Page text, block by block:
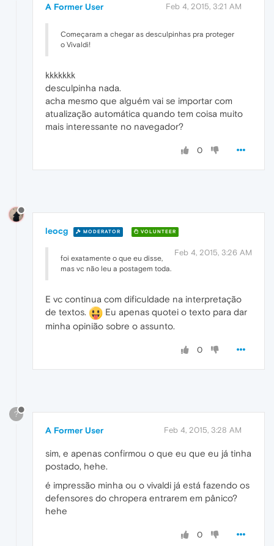
A Former User Feb 4, 2015, 3:21 AM
Começaram a chegar as desculpinhas pra proteger
o Vivaldi!
kkkkkkk
desculpinha nada.
acha mesmo que alguém vai se importar com
atualização automática quando tem coisa muito
mais interessante no navegador?
0
leocg MODERATOR VOLUNTEER
Feb 4, 2015, 3:26 AM
foi exatamente o que eu disse,
mas vc não leu a postagem toda.
E vc continua com dificuldade na interpretação
de textos.
Eu apenas quotei o texto para dar
minha opinião sobre o assunto.
0
?
A Former User Feb 4, 2015, 3:28 AM
sim, e apenas confirmou o que eu que eu já tinha
postado, hehe.
é impressão minha ou o vivaldi já está fazendo os
defensores do chropera entrarem em pânico?
hehe
0